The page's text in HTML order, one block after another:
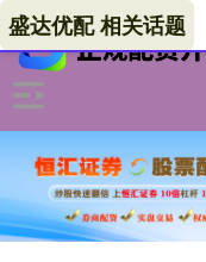
盛达优配 相关话题